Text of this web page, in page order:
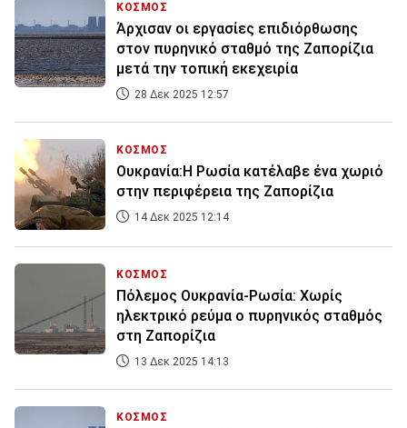
ΚΟΣΜΟΣ
Άρχισαν οι εργασίες επιδιόρθωσης
στον πυρηνικό σταθμό της Ζαπορίζια
μετά την τοπική εκεχειρία
28 Δεκ 2025 12:57
ΚΟΣΜΟΣ
Ουκρανία:Η Ρωσία κατέλαβε ένα χωριό
στην περιφέρεια της Ζαπορίζια
14 Δεκ 2025 12:14
ΚΟΣΜΟΣ
Πόλεμος Ουκρανία-Ρωσία: Χωρίς
ηλεκτρικό ρεύμα ο πυρηνικός σταθμός
στη Ζαπορίζια
13 Δεκ 2025 14:13
ΚΟΣΜΟΣ